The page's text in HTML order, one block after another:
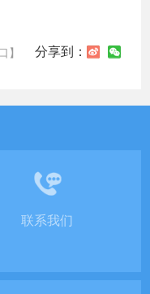
】 分享到：
联系我们